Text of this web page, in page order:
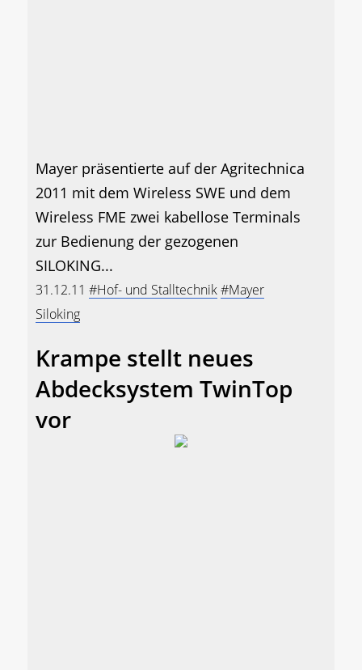
Mayer präsentierte auf der Agritechnica
2011 mit dem Wireless SWE und dem
Wireless FME zwei kabellose Terminals
zur Bedienung der gezogenen
SILOKING...
31.12.11 #Hof- und Stalltechnik#Mayer
Siloking
Krampe stellt neues
Abdecksystem TwinTop
vor